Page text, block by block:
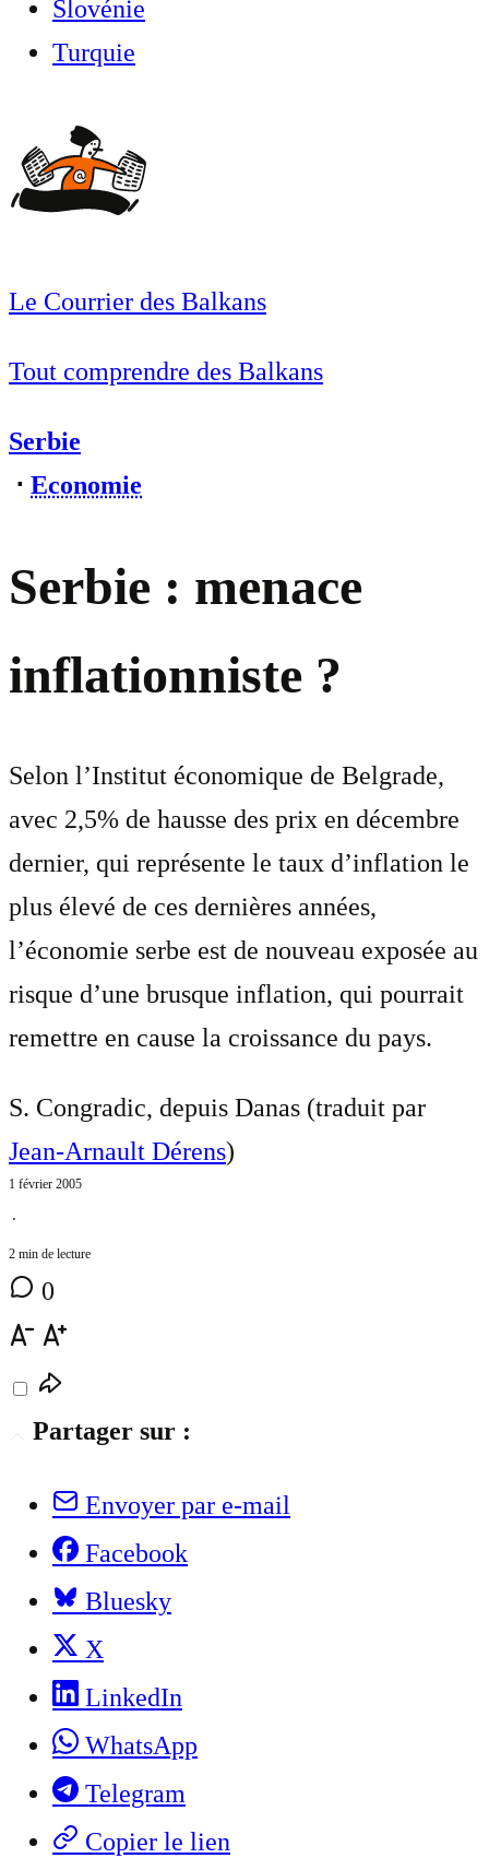
Slovénie
Turquie
Le Courrier des Balkans
Tout comprendre des Balkans
Serbie
⋅ Economie
Serbie : menace
inflationniste ?
Selon l’Institut économique de Belgrade,
avec 2,5% de hausse des prix en décembre
dernier, qui représente le taux d’inflation le
plus élevé de ces dernières années,
l’économie serbe est de nouveau exposée au
risque d’une brusque inflation, qui pourrait
remettre en cause la croissance du pays.
S. Congradic, depuis Danas (traduit par
Jean-Arnault Dérens)
1 février 2005
⋅
2 min de lecture
0
Partager sur :
Envoyer par e-mail
Facebook
Bluesky
X
LinkedIn
WhatsApp
Telegram
Copier le lien